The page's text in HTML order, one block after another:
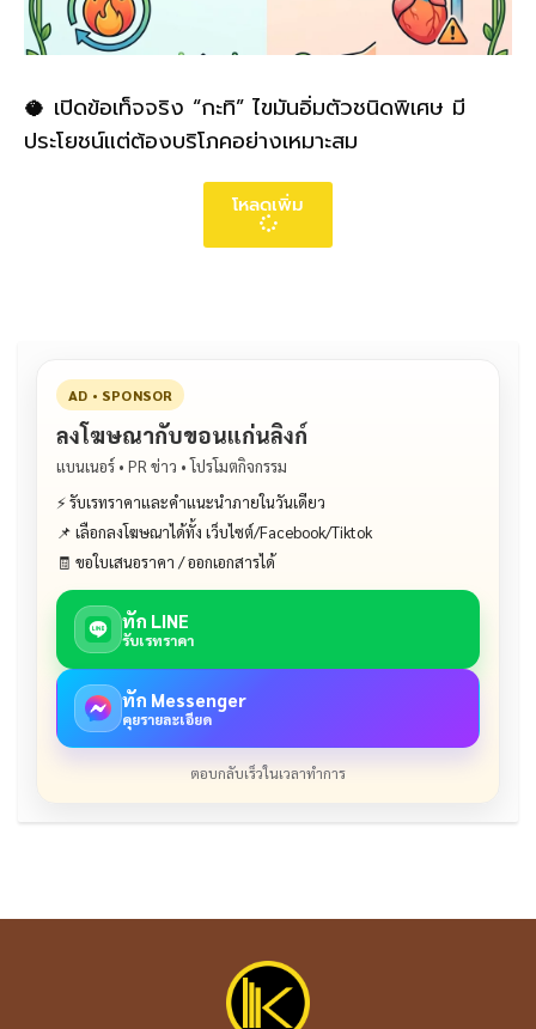
🥥 เปิดข้อเท็จจริง “กะทิ” ไขมันอิ่มตัวชนิดพิเศษ มี
ประโยชน์แต่ต้องบริโภคอย่างเหมาะสม
โหลดเพิ่ม
AD • SPONSOR
ลงโฆษณากับขอนแก่นลิงก์
แบนเนอร์ • PR ข่าว • โปรโมตกิจกรรม
⚡ รับเรทราคาและคำแนะนำภายในวันเดียว
📌 เลือกลงโฆษณาได้ทั้ง เว็บไซต์/Facebook/Tiktok
🧾 ขอใบเสนอราคา / ออกเอกสารได้
ทัก LINE
รับเรทราคา
ทัก Messenger
คุยรายละเอียด
ตอบกลับเร็วในเวลาทำการ